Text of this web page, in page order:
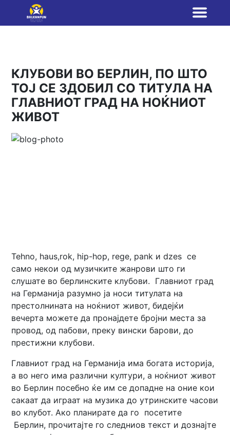
КЛУБОВИ ВО БЕРЛИН, ПО ШТО
ТОЈ СЕ ЗДОБИЛ СО ТИТУЛА НА
ГЛАВНИОТ ГРАД НА НОЌНИОТ
ЖИВОТ
Tehno, haus,rok, hip-hop, rege, pank и dzes се
само некои од музичките жанрови што ги
слушате во берлинските клубови. Главниот град
на Германија разумно ја носи титулата на
престолнината на ноќниот живот, бидејќи
вечерта можете да пронајдете бројни места за
провод, од пабови, преку вински барови, до
престижни клубови.
Главниот град на Германија има богата историја,
а во него има различни култури, а ноќниот живот
во Берлин посебно ќе им се допадне на оние кои
сакаат да играат на музика до утринските часови
во клубот. Ако планирате да го посетите
Берлин, прочитајте го следниов текст и дознајте